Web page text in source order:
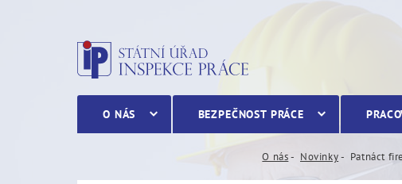
Patnáct firem získalo
O NÁS BEZPEČNOST PRÁCE
O nás Novinky Patnáct